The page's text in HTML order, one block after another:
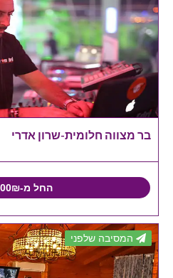
בר מצווה חלומית-שרון אדרי
החל מ-3,000₪
המסיבה שלפני